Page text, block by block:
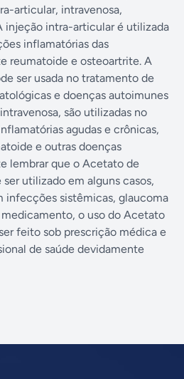
articular, intravenosa,
injeção intra-articular é utilizada
inflamatórias das
reumatoide e osteoartrite. A
ser usada no tratamento de
e doenças autoimunes
são utilizadas no
agudas e crônicas,
e outras doenças
lembrar que o Acetato de
utilizado em alguns casos,
infecções sistêmicas, glaucoma
o uso do Acetato
feito sob prescrição médica e
de saúde devidamente